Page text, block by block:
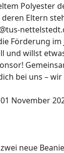
Polyester
Eltern
Förderung im
und willst
bei uns –
November
neue